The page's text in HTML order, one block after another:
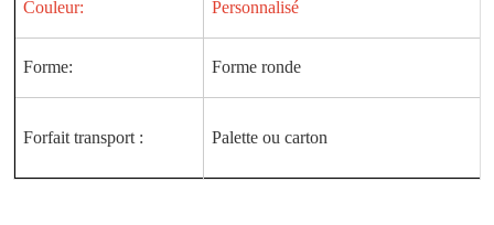
Couleur: Personnalisé
Forme: Forme ronde
Forfait transport : Palette ou carton